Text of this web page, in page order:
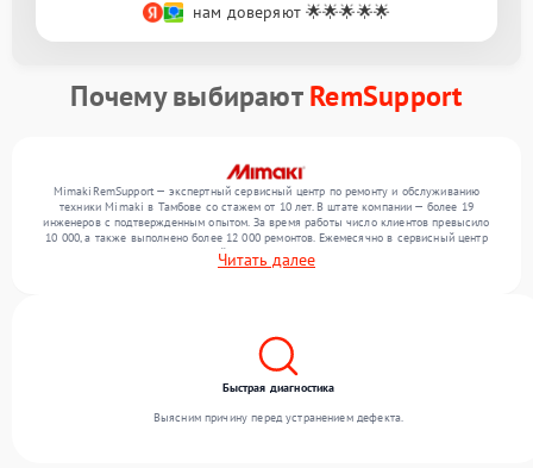
нам доверяют 🌟🌟🌟🌟🌟
Почему выбираютRemSupport
MimakiRemSupport — экспертный сервисный центр по ремонту и обслуживанию
техники Mimaki в Тамбове со стажем от 10 лет. В штате компании — более 19
инженеров с подтвержденным опытом. За время работы число клиентов превысило
10 000, а также выполнено более 12 000 ремонтов. Ежемесячно в сервисный центр
поступает более 300 обращений, включая , , . Мы работаем с широким спектром
неисправностей и поддерживаем высокий стандарт качества благодаря опыту
Читать далее
Быстрая диагностика
Выясним причину перед устранением дефекта.